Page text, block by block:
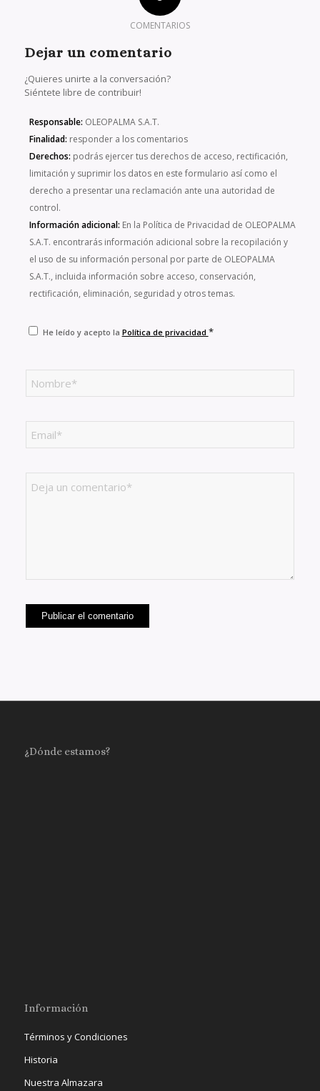
COMENTARIOS
Dejar un comentario
¿Quieres unirte a la conversación?
Siéntete libre de contribuir!
Responsable: OLEOPALMA S.A.T.
Finalidad: responder a los comentarios
Derechos: podrás ejercer tus derechos de acceso, rectificación,
limitación y suprimir los datos en este formulario así como el
derecho a presentar una reclamación ante una autoridad de
control.
Información adicional: En la Política de Privacidad de OLEOPALMA
S.A.T. encontrarás información adicional sobre la recopilación y
el uso de su información personal por parte de OLEOPALMA
S.A.T., incluida información sobre acceso, conservación,
rectificación, eliminación, seguridad y otros temas.
He leído y acepto la Política de privacidad *
¿Dónde estamos?
Información
Términos y Condiciones
Historia
Nuestra Almazara